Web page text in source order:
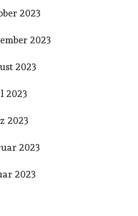
2023
2023
2023
2023
2023
2023
2023